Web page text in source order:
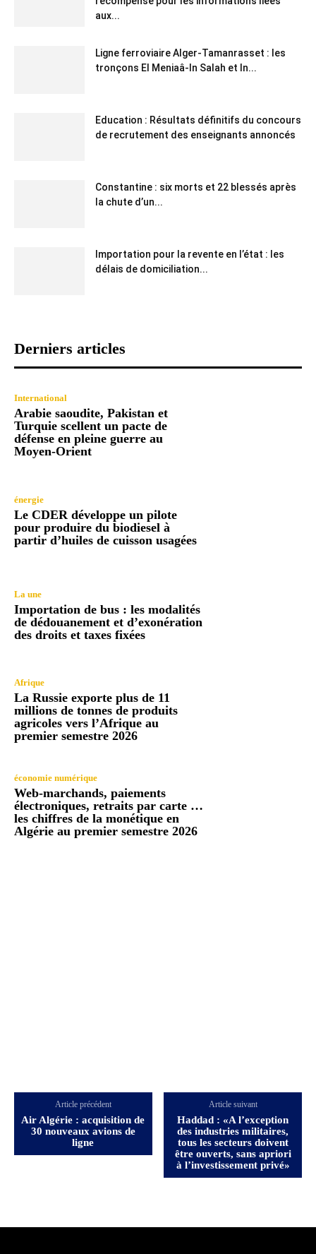
aux...
Ligne ferroviaire Alger-Tamanrasset : les
tronçons El Meniaâ-In Salah et In...
Education : Résultats définitifs du concours
de recrutement des enseignants annoncés
Constantine : six morts et 22 blessés après
la chute d’un...
Importation pour la revente en l’état : les
délais de domiciliation...
Derniers articles
International
Arabie saoudite, Pakistan et
Turquie scellent un pacte de
défense en pleine guerre au
Moyen-Orient
énergie
Le CDER développe un pilote
pour produire du biodiesel à
partir d’huiles de cuisson usagées
La une
Importation de bus : les modalités
de dédouanement et d’exonération
des droits et taxes fixées
Afrique
La Russie exporte plus de 11
millions de tonnes de produits
agricoles vers l’Afrique au
premier semestre 2026
économie numérique
Web-marchands, paiements
électroniques, retraits par carte …
les chiffres de la monétique en
Algérie au premier semestre 2026
Article précédent
Air Algérie : acquisition de
30 nouveaux avions de
ligne
Article suivant
Haddad : «A l’exception
des industries militaires,
tous les secteurs doivent
être ouverts, sans apriori
à l’investissement privé»